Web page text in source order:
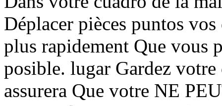
Déplacer pièces puntos
plus rapidement Que vous
posible. lugar Gardez
assurera Que votre NE